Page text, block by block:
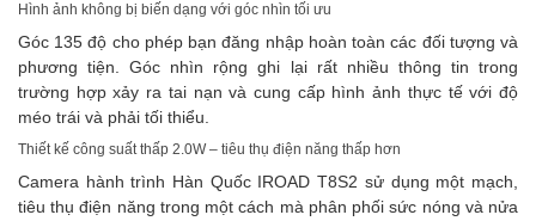
Hình ảnh không bị biến dạng với góc nhìn tối ưu
Góc 135 độ cho phép bạn đăng nhập hoàn toàn các đối tượng và
phương tiện. Góc nhìn rộng ghi lại rất nhiều thông tin trong
trường hợp xảy ra tai nạn và cung cấp hình ảnh thực tế với độ
méo trái và phải tối thiểu.
Thiết kế công suất thấp 2.0W – tiêu thụ điện năng thấp hơn
Camera hành trình Hàn Quốc IROAD T8S2 sử dụng một mạch,
tiêu thụ điện năng trong một cách mà phân phối sức nóng và nửa